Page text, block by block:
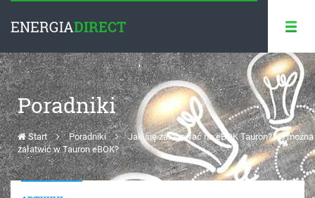
ENERGIADIRECT
Poradniki
Start Poradniki
Jak się zalogować na eBOK Tauron? Co można
załatwić w Tauron eBOK?